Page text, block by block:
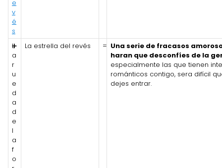
e
v
é
s
L
a
r
u
e
d
a
d
e
l
a
f
o
➕ La estrella del revés = Una serie de fracasos
haran que desconfíes de la
especialmente las que tienen
románticos contigo, sera difícil
dejes entrar.